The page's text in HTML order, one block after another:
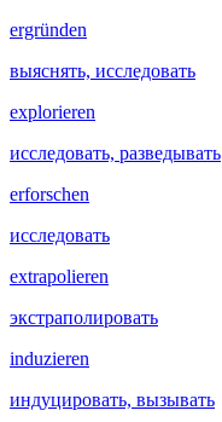
ergründen
выяснять, исследовать
explorieren
исследовать, разведывать
erforschen
исследовать
extrapolieren
экстраполировать
induzieren
индуцировать, вызывать